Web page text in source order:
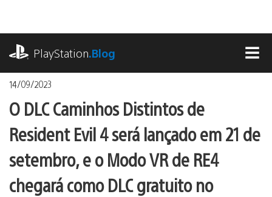
o
conteúdo
PlayStation.Blog
14/09/2023
O DLC Caminhos Distintos de
Resident Evil 4 será lançado em 21 de
setembro, e o Modo VR de RE4
chegará como DLC gratuito no